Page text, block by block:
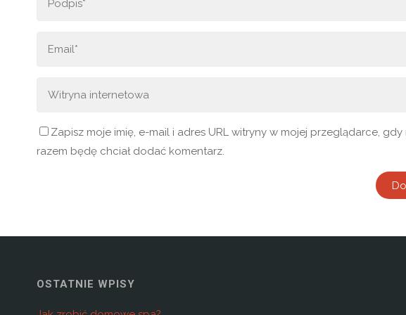
Zapisz moje imię, e-mail i adres URL witryny w mojej przeglądarce,
razem będę chciał dodać komentarz.
OSTATNIE WPISY